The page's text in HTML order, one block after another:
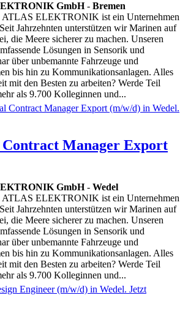
GmbH- Bremen
ELEKTRONIK ist ein Unternehmen
Jahrzehnten unterstützen wir Marinen auf
die Meere sicherer zu machen. Unseren
Lösungen in Sensorik und
über unbemannte Fahrzeuge und
bis hin zu Kommunikationsanlagen. Alles
mit den Besten zu arbeiten? Werde Teil
als 9.700 Kolleginnen und...
Manager Export
GmbH- Wedel
ELEKTRONIK ist ein Unternehmen
Jahrzehnten unterstützen wir Marinen auf
die Meere sicherer zu machen. Unseren
Lösungen in Sensorik und
über unbemannte Fahrzeuge und
bis hin zu Kommunikationsanlagen. Alles
mit den Besten zu arbeiten? Werde Teil
als 9.700 Kolleginnen und...